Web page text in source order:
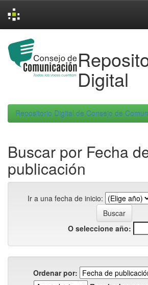
navigation
Digital
Repositorio Digital de Consejo de
Buscar por Fecha
publicación
Ir a una fecha de inicio:
O seleccione año:
Ordenar por: